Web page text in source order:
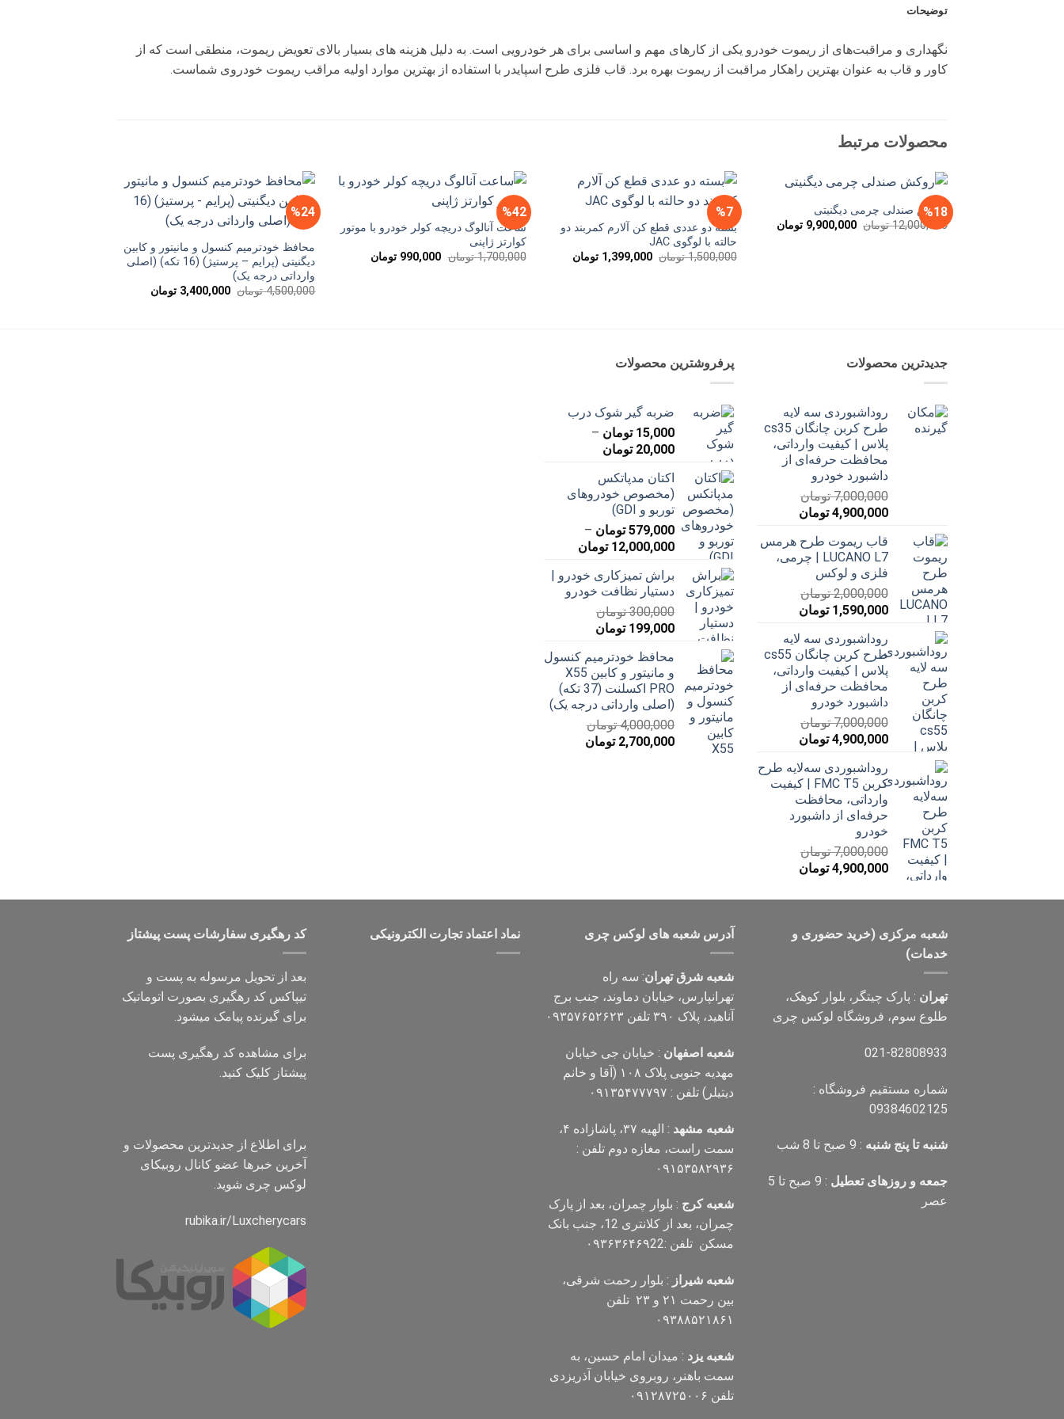
توضیحات
نگهداری و مراقبت‌های از ریموت خودرو یکی از کارهای مهم و اساسی برای هر خودرویی است. به دلیل هزینه های بسیار بالای تعویض ریموت، منطقی است که از
کاور و قاب به عنوان بهترین راهکار مراقبت از ریموت بهره برد. قاب فلزی طرح اسپایدر با استفاده از بهترین موارد اولیه مراقب ریموت خودروی شماست.
محصولات مرتبط
%18
روکش صندلی چرمی دیگنیتی
12,000,000 تومان قیمت
اصلی
9,900,000 تومان
9,900,000 تومان
%7
بسته دو عددی قطع کن آلارم کمربند دو
حالته با لوگوی JAC
1,500,000 تومان قیمت
اصلی
1,399,000 تومان
%42
ساعت آنالوگ دریچه کولر خودرو با موتور
کوارتز ژاپنی
1,700,000 تومان قیمت
اصلی
990,000 تومانقیمت
990,000 تومان
%24
محافظ خودترمیم کنسول و مانیتور و کابین
دیگنیتی (پرایم – پرستیژ) (16 تکه) (اصلی
وارداتی درجه یک)
4,500,000 تومان قیمت
اصلی
3,400,000 تومانقیمت
جدیدترین محصولات
روداشبوردی سه‌ لایه
طرح کربن چانگان cs35
پلاس | کیفیت وارداتی،
محافظت حرفه‌ای از
داشبورد خودرو
7,000,000 تومان
قیمت
7,000,000 تومان
بود.
4,900,000 تومان
4,900,000 تومان
است.
قاب ریموت طرح هرمس
LUCANO L7 | چرمی،
فلزی و لوکس
2,000,000 تومان
قیمت
2,000,000 تومان
بود.
1,590,000 تومان
1,590,000 تومان
است.
روداشبوردی سه‌ لایه
طرح کربن چانگان cs55
پلاس | کیفیت وارداتی،
محافظت حرفه‌ای از
داشبورد خودرو
7,000,000 تومان
قیمت
7,000,000 تومان
بود.
4,900,000 تومان
است.
روداشبوردی سه‌لایه طرح
کربن FMC T5 | کیفیت
وارداتی، محافظت
حرفه‌ای از داشبورد
خودرو
7,000,000 تومان
قیمت
7,000,000 تومان
4,900,000 تومان
4,900,000 تومان
پرفروشترین محصولات
ضربه گیر شوک درب
15,000 تومان –
20,000 تومان
تا
اکتان مدپاتکس
(مخصوص خودروهای
توربو و GDI)
579,000 تومان –
12,000,000 تومان
تا
براش تمیزکاری خودرو |
دستیار نظافت خودرو
300,000 تومان
قیمت
300,000 تومان
بود.
199,000 تومان
199,000 تومان
است.
محافظ خودترمیم کنسول
و مانیتور و کابین X55
PRO اکسلنت (37 تکه)
(اصلی وارداتی درجه یک)
4,000,000 تومان
قیمت
2,700,000 تومان
شعبه مرکزی (خرید حضوری و
خدمات)
تهران : پارک چیتگر، بلوار کوهک،
طلوع سوم، فروشگاه لوکس چری
021-82808933
شماره مستقیم فروشگاه :
09384602125
شنبه تا پنج شنبه : 9 صبح تا 8 شب
جمعه و روزهای تعطیل
: 9 صبح تا 5
عصر
آدرس شعبه های لوکس چری
شعبه شرق تهران: سه راه
تهرانپارس، خیابان دماوند، جنب برج
آناهید، پلاک ۳۹۰ تلفن ۰۹۳۵۷۶۵۲۶۲۳
شعبه اصفهان : خیابان جی خیابان
مهدیه جنوبی پلاک ۱۰۸ (آقا و خانم
دیتیلر) تلفن : ۰۹۱۳۵۴۷۷۷۹۷
شعبه مشهد
: الهیه ۳۷، پاشازاده ۴،
سمت راست، مغازه دوم تلفن :
۰۹۱۵۳۵۸۲۹۳۶
شعبه کرج : بلوار چمران، بعد از پارک
چمران، بعد از کلانتری 12، جنب بانک
مسکن تلفن :۰۹۳۶۳۶۴۶۹22
شعبه شیراز : بلوار رحمت شرقی،
بین رحمت ۲۱ و ۲۳ تلفن
۰۹۳۸۸۵۲۱۸۶۱
شعبه یزد : میدان امام حسین، به
سمت باهنر، روبروی خیابان آذریزدی
تلفن ۰۹۱۲۸۷۲۵۰۰۶
نماد اعتماد تجارت الكترونیكی کد رهگیری سفارشات پست پیشتاز
بعد از تحویل مرسوله به پست و
تیپاکس کد رهگیری بصورت اتوماتیک
برای گیرنده پیامک میشود.
برای مشاهده کد رهگیری پست
پیشتاز کلیک کنید.
برای اطلاع از جدیدترین محصولات و
آخرین خبرها عضو کانال روبیکای
لوکس چری شوید.
rubika.ir/Luxcherycars